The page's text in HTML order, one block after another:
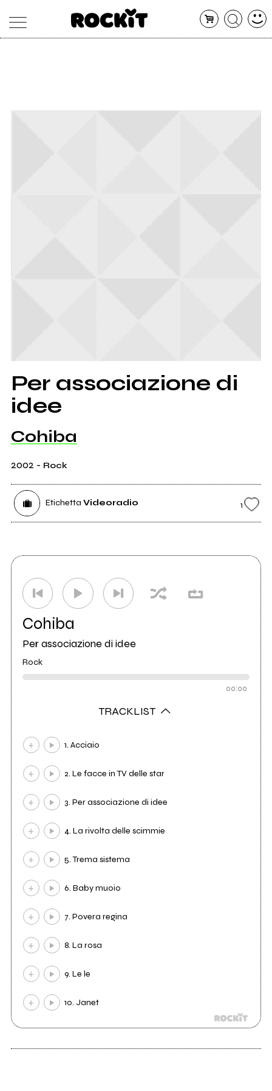
CONCERTI
Per associazione di
idee
Cohiba
2002 - Rock
Etichetta Videoradio 1
Cohiba
Per associazione di idee
Rock
00:00
TRACKLIST
1. Acciaio
2. Le facce in TV delle star
3. Per associazione di idee
4. La rivolta delle scimmie
5. Trema sistema
6. Baby muoio
7. Povera regina
8. La rosa
9. Le le
10. Janet